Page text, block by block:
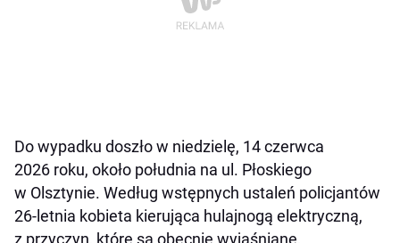
Do wypadku doszło w niedzielę, 14 czerwca
2026 roku, około południa na ul. Płoskiego
w Olsztynie. Według wstępnych ustaleń policjantów
26-letnia kobieta kierująca hulajnogą elektryczną,
z przyczyn, które są obecnie wyjaśniane,